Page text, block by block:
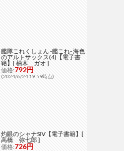
艦隊これくしょん -艦これ- 海色
のアルトサックス(4)【電子書
籍】[ 柚木 ガオ ]
価格:792円
(2024/6/24 19:59時点)
灼眼のシャナSIV【電子書籍】[
高橋 弥七郎 ]
価格:726円